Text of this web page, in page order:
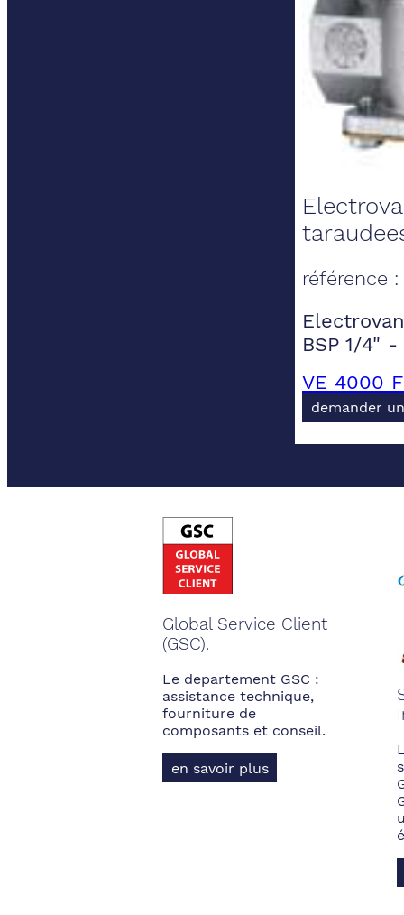
référence :
BSP 1/4"
VE 4000
demander
Global Service Client
(GSC).
Le departement GSC :
assistance technique,
fourniture de
composants et conseil.
en savoir plus